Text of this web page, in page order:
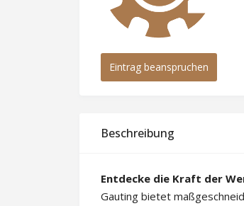
Eintrag beanspruchen
Beschreibung
Entdecke die Kraft der
Gauting bietet